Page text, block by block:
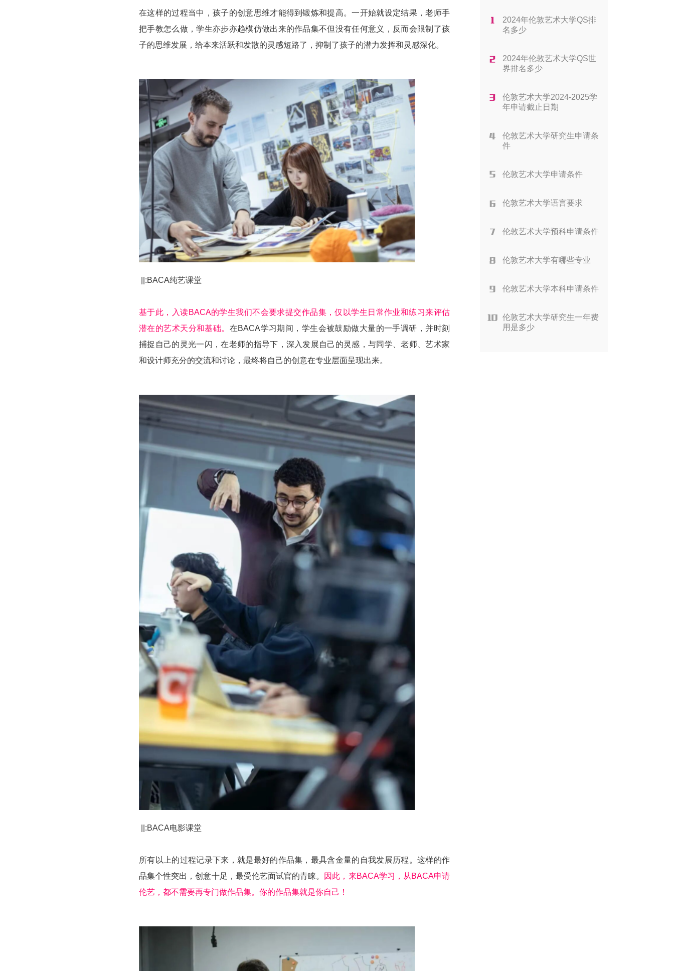
在这样的过程当中，孩子的创意思维才能得到锻炼和提高。一开始就设定结果，老师手
把手教怎么做，学生亦步亦趋模仿做出来的作品集不但没有任何意义，反而会限制了孩
子的思维发展，给本来活跃和发散的灵感短路了，抑制了孩子的潜力发挥和灵感深化。
||:BACA纯艺课堂
基于此，入读BACA的学生我们不会要求提交作品集，仅以学生日常作业和练习来评估
潜在的艺术天分和基础。 在BACA学习期间，学生会被鼓励做大量的一手调研，并时刻
捕捉自己的灵光一闪，在老师的指导下，深入发展自己的灵感，与同学、老师、艺术家
和设计师充分的交流和讨论，最终将自己的创意在专业层面呈现出来。
||:BACA电影课堂
所有以上的过程记录下来，就是最好的作品集，最具含金量的自我发展历程。这样的作
品集个性突出，创意十足，最受伦艺面试官的青睐。 因此，来BACA学习，从BACA申请
伦艺，都不需要再专门做作品集。你的作品集就是你自己！
2024年伦敦艺术大学QS排
名多少
2024年伦敦艺术大学QS世
界排名多少
伦敦艺术大学2024-2025学
年申请截止日期
伦敦艺术大学研究生申请条
件
伦敦艺术大学申请条件
伦敦艺术大学语言要求
伦敦艺术大学预科申请条件
伦敦艺术大学有哪些专业
伦敦艺术大学本科申请条件
伦敦艺术大学研究生一年费
用是多少